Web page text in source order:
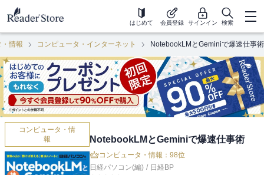
はじめて 会員登録 サインイン 検索
情報 コンピュータ・インターネット NotebookLMとGeminiで爆速仕事術
コンピュータ・情
報
NotebookLMとGeminiで爆速仕事術
コンピュータ・情報：98位
日経パソコン(編) / 日経BP